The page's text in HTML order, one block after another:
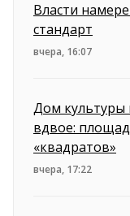
Власти
стандарт
вчера, 16:07
Дом культуры
вдвое:
«квадратов»
вчера, 17:22